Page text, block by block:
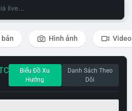
live...
bản Hình ảnh Video
Biểu Đồ Xu
Hướng
Danh Sách Theo
Dõi